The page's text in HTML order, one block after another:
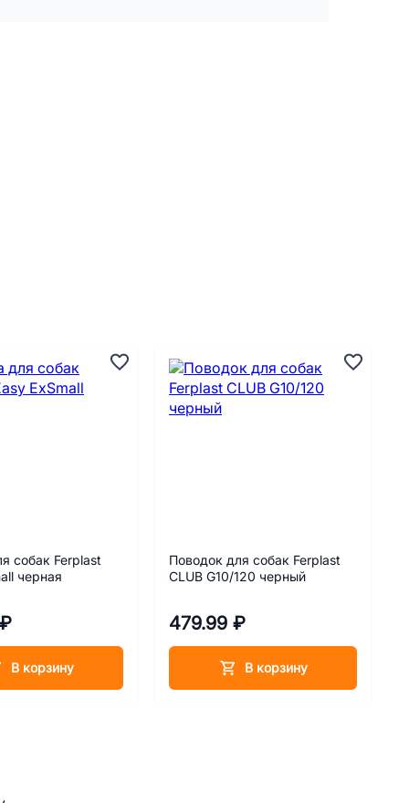
собак Ferplast
черная
В корзину
Поводок для собак Ferplast
CLUB G10/120 черный
479.99 ₽
В корзину